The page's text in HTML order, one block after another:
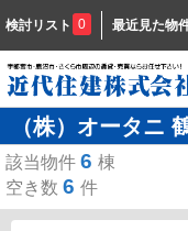
検討リスト 0 最近見た物
（株）オータニ
該当物件 6 棟
空き数 6 件